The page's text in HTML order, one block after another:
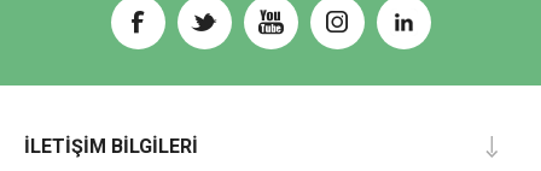
İLETIŞIM BILGILERI